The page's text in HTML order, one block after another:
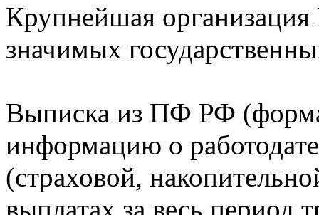
Крупнейшая
значимых
Выписка из ПФ РФ
информацию о
(страховой,
выплатах за весь период